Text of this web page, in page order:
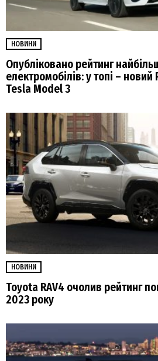
НОВИНИ
Опубліковано рейтинг
електромобілів: у топі –
Tesla Model 3
НОВИНИ
Toyota RAV4 очолив рейтинг
2023 року